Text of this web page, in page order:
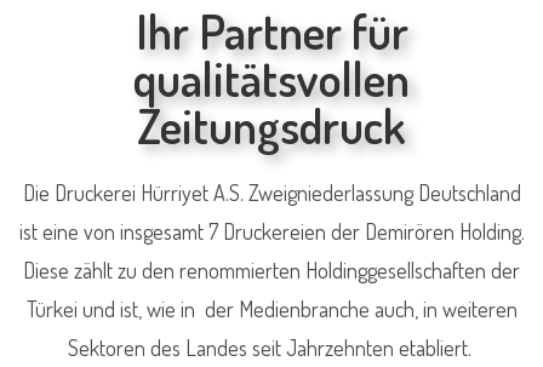
Ihr Partner für
qualitätsvollen
Zeitungsdruck
Die Druckerei Hürriyet A.S. Zweigniederlassung Deutschland
ist eine von insgesamt 7 Druckereien der Demirören Holding.
Diese zählt zu den renommierten Holdinggesellschaften der
Türkei und ist, wie in der Medienbranche auch, in weiteren
Sektoren des Landes seit Jahrzehnten etabliert.